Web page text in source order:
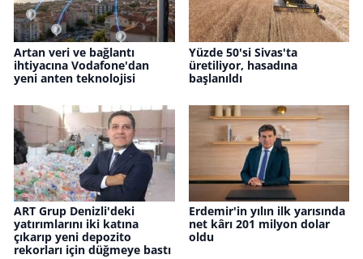
Artan veri ve bağlantı
ihtiyacına Vodafone'dan
yeni anten teknolojisi
Yüzde 50'si Sivas'ta
üretiliyor, hasadına
başlanıldı
ART Grup Denizli'deki
yatırımlarını iki katına
çıkarıp yeni depozito
rekorları için düğmeye bastı
Erdemir'in yılın ilk yarısında
net kârı 201 milyon dolar
oldu